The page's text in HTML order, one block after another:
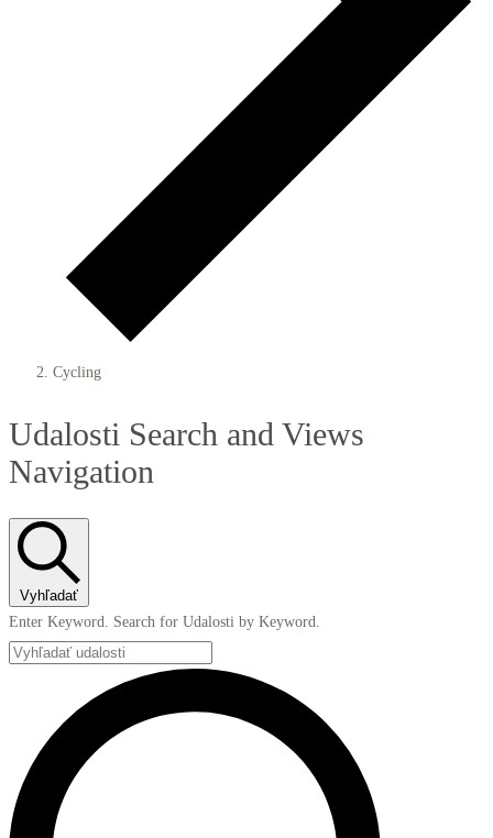
Cycling
Udalosti
for
apríla,
2026
Udalosti Search and Views
Navigation
Vyhľadať
Enter Keyword. Search for Udalosti by Keyword.